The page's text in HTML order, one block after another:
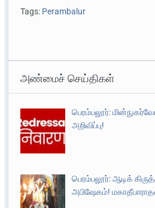
Tags: Perambalur
அண்மைச் செய்திகள்
பெரம்பலூர்:
அறிவிப்பு!
பெரம்பலூர்: ஆடிக்
அபிஷேகம்!